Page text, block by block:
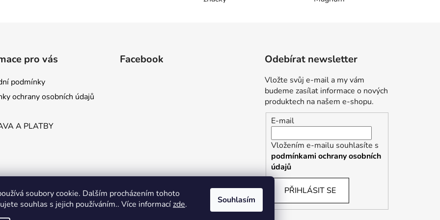
soubory cookie. Dalším procházením tohoto
souhlas s jejich používáním.. Více informacízde. Souhlasím
pro vás
podmínky
ochrany osobních údajů
A PLATBY
Facebook Odebírat newsletter
Vložte svůj e-mail a my vám
budeme zasílat informace o nových
produktech na našem e-shopu.
E-mail
Vložením e-mailu souhlasíte s
podmínkami ochrany osobních
údajů
PŘIHLÁSIT SE